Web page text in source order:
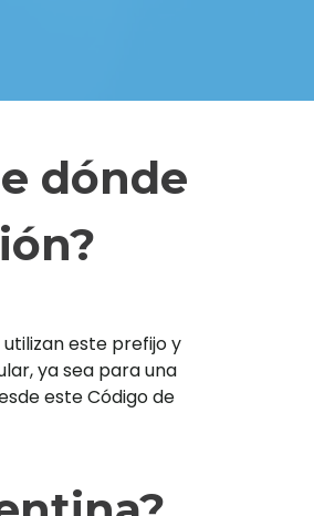
dónde
este prefijo y
ya sea para una
este Código de